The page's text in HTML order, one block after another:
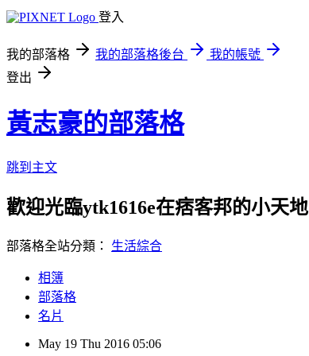
登入
我的部落格 我的部落格後台
我的帳號
登出
黃志豪的部落格
跳到主文
歡迎光臨ytk1616e在痞客邦的小天地
部落格全站分類： 生活綜合
相簿
部落格
名片
May 19 Thu 2016 05:06